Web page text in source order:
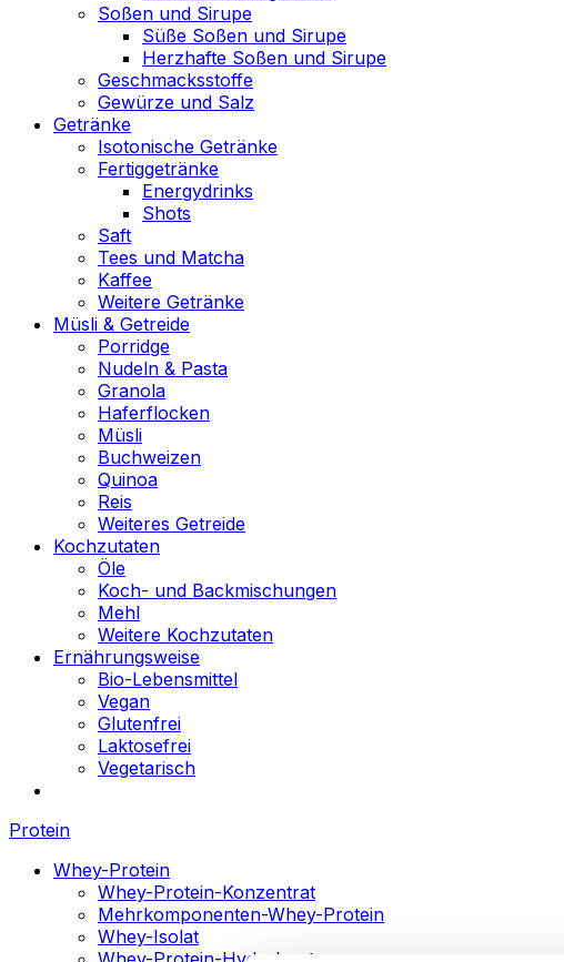
Soßen und Sirupe
Süße Soßen und Sirupe
Herzhafte Soßen und Sirupe
Geschmacksstoffe
Gewürze und Salz
Getränke
Isotonische Getränke
Fertiggetränke
Energydrinks
Shots
Saft
Tees und Matcha
Kaffee
Weitere Getränke
Müsli & Getreide
Porridge
Nudeln & Pasta
Granola
Haferflocken
Müsli
Buchweizen
Quinoa
Reis
Weiteres Getreide
Kochzutaten
Öle
Koch- und Backmischungen
Mehl
Weitere Kochzutaten
Ernährungsweise
Bio-Lebensmittel
Vegan
Glutenfrei
Laktosefrei
Vegetarisch
Protein
Whey-Protein
Whey-Protein-Konzentrat
Mehrkomponenten-Whey-Protein
Whey-Isolat